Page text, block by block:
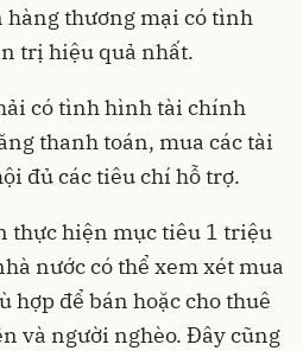
hàng thương mại có tình
trị hiệu quả nhất.
có tình hình tài chính
thanh toán, mua các tài
đủ các tiêu chí hỗ trợ.
thực hiện mục tiêu 1 triệu
nước có thể xem xét mua
hợp để bán hoặc cho thuê
và người nghèo. Đây cũng